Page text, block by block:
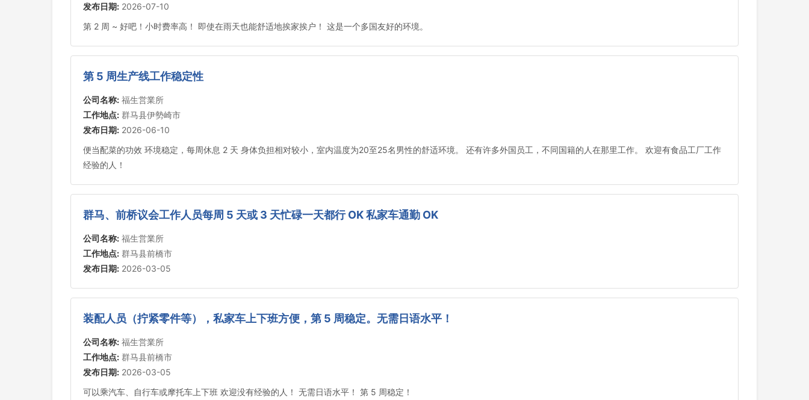
发布日期: 2026-07-10
第 2 周 ~ 好吧！小时费率高！ 即使在雨天也能舒适地挨家挨户！ 这是一个多国友好的环境。
第 5 周生产线工作稳定性
公司名称: 福生営業所
工作地点: 群马县伊勢崎市
发布日期: 2026-06-10
便当配菜的功效 环境稳定，每周休息 2 天 身体负担相对较小，室内温度为20至25名男性的舒适环境。 还有许多外国员工，不同国籍的人在那里工作。 欢迎有食品工厂工作
经验的人！
群马、前桥议会工作人员每周 5 天或 3 天忙碌一天都行 OK 私家车通勤 OK
公司名称: 福生営業所
工作地点: 群马县前橋市
发布日期: 2026-03-05
装配人员（拧紧零件等），私家车上下班方便，第 5 周稳定。无需日语水平！
公司名称: 福生営業所
工作地点: 群马县前橋市
发布日期: 2026-03-05
可以乘汽车、自行车或摩托车上下班 欢迎没有经验的人！ 无需日语水平！ 第 5 周稳定！